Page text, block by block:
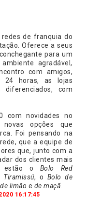
de franquia do
Oferece a seus
para um
agradável,
com amigos,
24 horas, as lojas
diferenciados, com
com novidades no
opções que
Foi pensando na
que a equipe de
que, junto com a
dos clientes mais
estão o Bolo Red
Tiramissú, o Bolo de
limão e de maçã.
16:17:45